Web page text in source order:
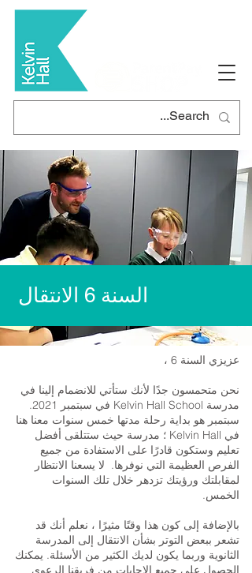
السنة 6 الانتقال
عزيزي السنة 6 ،
نحن متحمسون جدًا لأنك ستأتي للانضمام إلينا في
مدرسة Kelvin Hall School في سبتمبر 2021.
سبتمبر هو بداية رحلة مدتها خمس سنوات معنا هنا
في Kelvin Hall ؛ مدرسة حيث ستتلقى أفضل
تعليم وستكون قادرًا على الاستفادة من جميع
الفرص العظيمة التي نوفرها. لا يسعنا الانتظار
لمقابلتك ورؤيتك تزدهر خلال تلك السنوات
الخمس.
بالإضافة إلى كون هذا وقتًا مثيرًا ، نعلم أنك قد
تشعر ببعض التوتر بشأن الانتقال إلى المدرسة
الثانوية وربما يكون لديك الكثير من الأسئلة. يمكنك
الحصول على جميع الإجابات من فريقنا الرعوي